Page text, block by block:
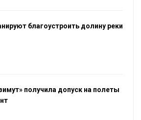
благоустроить долину реки
получила допуск на полеты